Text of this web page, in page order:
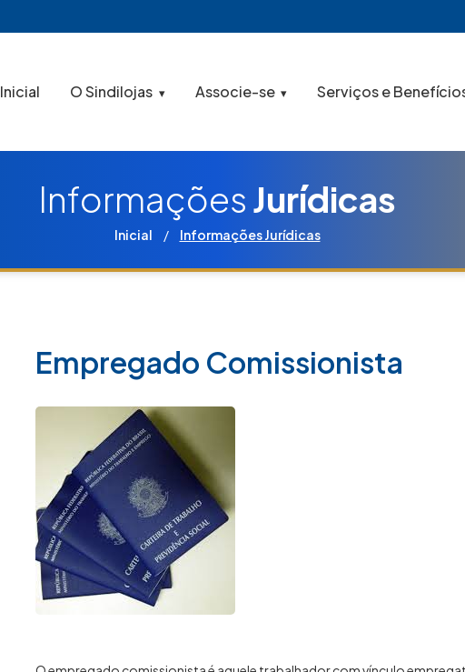
Inicial O Sindilojas Associe-se Serviços e
InformaçõesJurídicas
Inicial / Informações Jurídicas
Empregado Comissionista